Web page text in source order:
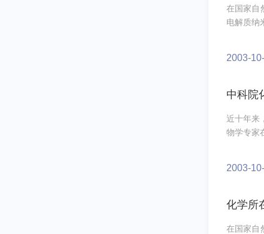
在国家自
电解质纳
2003-
中科院
近十年来
物学专家
2003-
化学所
在国家自